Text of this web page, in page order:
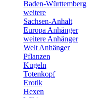
Baden-Württemberg
weitere
Sachsen-Anhalt
Europa Anhänger
weitere Anhänger
Welt Anhänger
Pflanzen
Kugeln
Totenkopf
Erotik
Hexen